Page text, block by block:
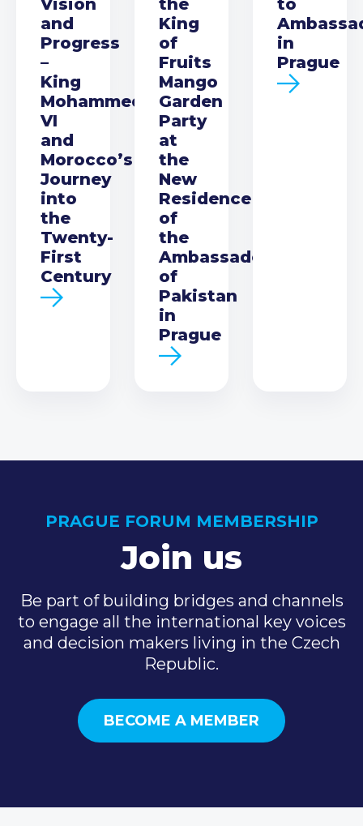
Vision
and
Progress
–
King
Mohammed
VI
and
Morocco’s
Journey
into
the
Twenty-
First
Century
the
King
of
Fruits
Mango
Garden
Party
at
the
New
Residence
of
the
Ambassador
of
Pakistan
in
Prague
to
in
Prague
PRAGUE FORUM MEMBERSHIP
Join us
Be part of building bridges and channels
to engage all the international key voices
and decision makers living in the Czech
Republic.
BECOME A MEMBER